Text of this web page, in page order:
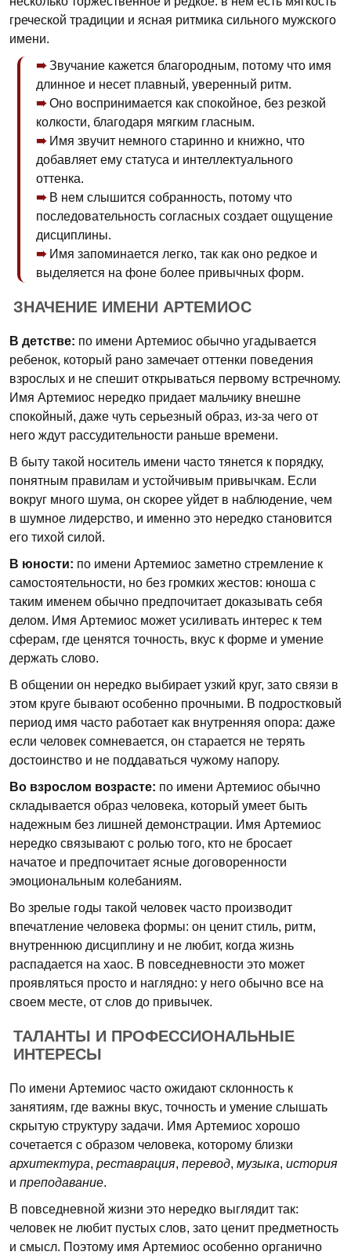
греческой традиции и ясная ритмика сильного мужского
имени.
Звучание кажется благородным, потому что имя
длинное и несет плавный, уверенный ритм.
Оно воспринимается как спокойное, без резкой
колкости, благодаря мягким гласным.
Имя звучит немного старинно и книжно, что
добавляет ему статуса и интеллектуального
оттенка.
В нем слышится собранность, потому что
последовательность согласных создает ощущение
дисциплины.
Имя запоминается легко, так как оно редкое и
выделяется на фоне более привычных форм.
ЗНАЧЕНИЕ ИМЕНИ АРТЕМИОС
В детстве: по имени Артемиос обычно угадывается
ребенок, который рано замечает оттенки поведения
взрослых и не спешит открываться первому встречному.
Имя Артемиос нередко придает мальчику внешне
спокойный, даже чуть серьезный образ, из-за чего от
него ждут рассудительности раньше времени.
В быту такой носитель имени часто тянется к порядку,
понятным правилам и устойчивым привычкам. Если
вокруг много шума, он скорее уйдет в наблюдение, чем
в шумное лидерство, и именно это нередко становится
его тихой силой.
В юности: по имени Артемиос заметно стремление к
самостоятельности, но без громких жестов: юноша с
таким именем обычно предпочитает доказывать себя
делом. Имя Артемиос может усиливать интерес к тем
сферам, где ценятся точность, вкус к форме и умение
держать слово.
В общении он нередко выбирает узкий круг, зато связи в
этом круге бывают особенно прочными. В подростковый
период имя часто работает как внутренняя опора: даже
если человек сомневается, он старается не терять
достоинство и не поддаваться чужому напору.
Во взрослом возрасте: по имени Артемиос обычно
складывается образ человека, который умеет быть
надежным без лишней демонстрации. Имя Артемиос
нередко связывают с ролью того, кто не бросает
начатое и предпочитает ясные договоренности
эмоциональным колебаниям.
Во зрелые годы такой человек часто производит
впечатление человека формы: он ценит стиль, ритм,
внутреннюю дисциплину и не любит, когда жизнь
распадается на хаос. В повседневности это может
проявляться просто и наглядно: у него обычно все на
своем месте, от слов до привычек.
ТАЛАНТЫ И ПРОФЕССИОНАЛЬНЫЕ
ИНТЕРЕСЫ
По имени Артемиос часто ожидают склонность к
занятиям, где важны вкус, точность и умение слышать
скрытую структуру задачи. Имя Артемиос хорошо
сочетается с образом человека, которому близки
архитектура, реставрация, перевод, музыка, история
и преподавание.
В повседневной жизни это нередко выглядит так:
человек не любит пустых слов, зато ценит предметность
и смысл. Поэтому имя Артемиос особенно органично